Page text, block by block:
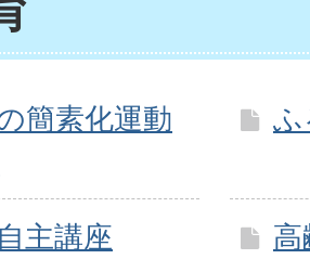
簡素化運動
ふ
主講座 高